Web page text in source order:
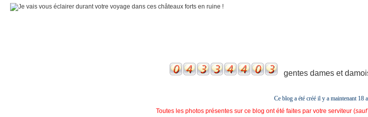
gentes dames et
Ce blog a été créé il y a maintenant 18
Toutes les photos présentes sur ce blog ont été faites par votre serviteur (